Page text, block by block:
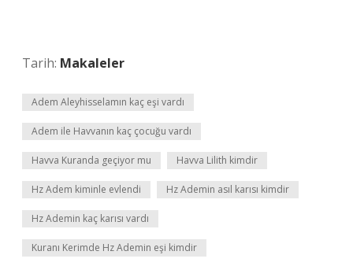
Tarih: Makaleler
Adem Aleyhisselamın kaç eşi vardı
Adem ile Havvanın kaç çocuğu vardı
Havva Kuranda geçiyor mu Havva Lilith kimdir
Hz Adem kiminle evlendi Hz Ademin asıl karısı kimdir
Hz Ademin kaç karısı vardı
Kuranı Kerimde Hz Ademin eşi kimdir